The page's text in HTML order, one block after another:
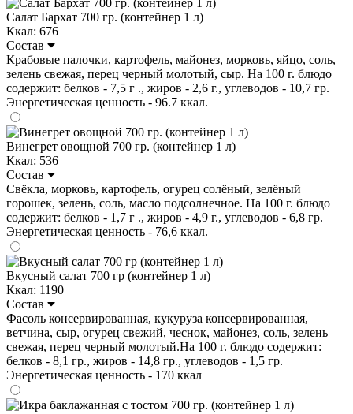
Салат Бархат 700 гр. (контейнер 1 л)
Ккал: 676
Состав
Крабовые палочки, картофель, майонез, морковь, яйцо, соль,
зелень свежая, перец черный молотый, сыр. На 100 г. блюдо
содержит: белков - 7,5 г ., жиров - 2,6 г., углеводов - 10,7 гр.
Энергетическая ценность - 96.7 ккал.
Винегрет овощной 700 гр. (контейнер 1 л)
Ккал: 536
Состав
Свёкла, морковь, картофель, огурец солёный, зелёный
горошек, зелень, соль, масло подсолнечное. На 100 г. блюдо
содержит: белков - 1,7 г ., жиров - 4,9 г., углеводов - 6,8 гр.
Энергетическая ценность - 76,6 ккал.
Вкусный салат 700 гр (контейнер 1 л)
Ккал: 1190
Состав
Фасоль консервированная, кукуруза консервированная,
ветчина, сыр, огурец свежий, чеснок, майонез, соль, зелень
свежая, перец черный молотый.На 100 г. блюдо содержит:
белков - 8,1 гр., жиров - 14,8 гр., углеводов - 1,5 гр.
Энергетическая ценность - 170 ккал